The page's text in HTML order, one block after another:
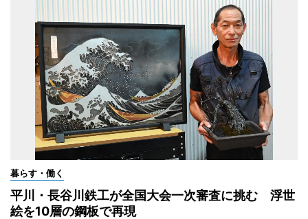
暮らす・働く
平川・長谷川鉄工が全国大会一次審査に挑む 浮世
絵を10層の鋼板で再現